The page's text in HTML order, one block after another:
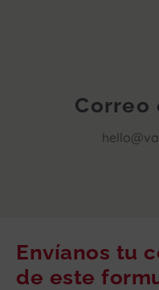
Correo
Envíanos tu
de este